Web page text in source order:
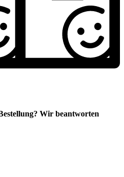
Wir beantworten